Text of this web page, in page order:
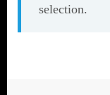
selection.